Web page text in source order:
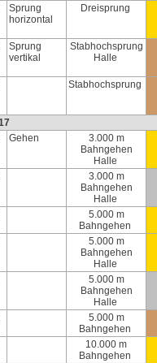
Sprung
horizontal
Dreisprung
Sprung
vertikal
Stabhochsprung
Halle
Stabhochsprung
Gehen
3.000 m
Bahngehen
Halle
3.000 m
Bahngehen
Halle
5.000 m
Bahngehen
5.000 m
Bahngehen
Halle
5.000 m
Bahngehen
Halle
5.000 m
Bahngehen
10.000 m
Bahngehen